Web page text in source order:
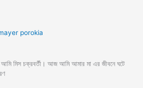
mayer porokia
আমি মিস চক্রবর্তী। আজ আমি আমার মা এর জীবনে ঘটে